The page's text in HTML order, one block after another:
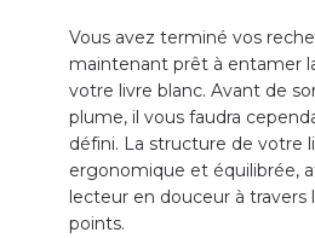
Vous avez terminé vos
maintenant prêt à entamer
votre livre blanc. Avant de
plume, il vous faudra
défini. La structure de votre
ergonomique et équilibrée,
lecteur en douceur à travers
points.